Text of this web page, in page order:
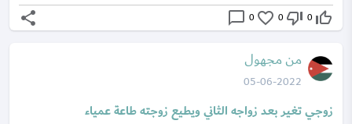
thumb_up_off_alt
0
thumb_down_off_alt
0
favorite_border
0
chat_bubble_outline
share
من مجهول
05-06-2022
زوجي تغير بعد زواجه الثاني ويطيع زوجته طاعة عمياء